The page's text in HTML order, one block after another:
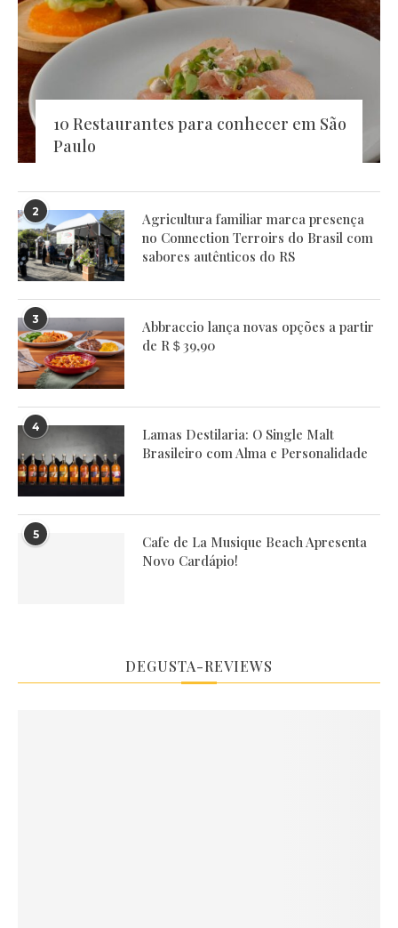
10 Restaurantes para conhecer em São
Paulo
2
Agricultura familiar marca presença
no Connection Terroirs do Brasil com
sabores autênticos do RS
3
Abbraccio lança novas opções a partir
de R＄39,90
4
Lamas Destilaria: O Single Malt
Brasileiro com Alma e Personalidade
5
Cafe de La Musique Beach Apresenta
Novo Cardápio!
DEGUSTA-REVIEWS